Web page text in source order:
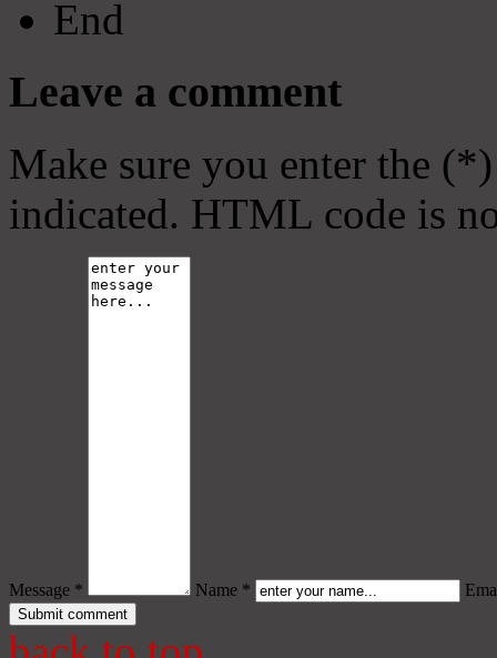
End
Leave a comment
Make sure you enter the
indicated. HTML code is
Message * Name *